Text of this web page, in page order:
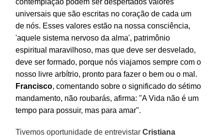
universais que são escritas no coração de cada um
de nós. Esses valores estão na nossa consciência,
'aquele sistema nervoso da alma', patrimônio
espiritual maravilhoso, mas que deve ser desvelado,
deve ser formado, porque nós viajamos sempre com o
nosso livre arbítrio, pronto para fazer o bem ou o mal.
Francisco, comentando sobre o significado do sétimo
mandamento, não roubarás, afirma: "A Vida não é um
tempo para possuir, mas para amar".
Tivemos oportunidade de entrevistarCristiana